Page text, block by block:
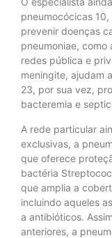
pneumocócicas
prevenir doenças
pneumoniae, como
redes pública e
meningite, ajudam
23, por sua vez,
bacteremia e
A rede particular
exclusivas, a
que oferece
bactéria
que amplia a
incluindo aqueles
a antibióticos.
anteriores, a